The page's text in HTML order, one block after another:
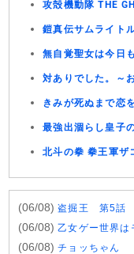
攻殻機動隊 THE
鎧真伝サムライト
無自覚聖女は今日
対ありでした。～
きみが死ぬまで恋
最強出涸らし皇子
北斗の拳 拳王軍
(06/08)盗掘王 第5話
(06/08)乙女ゲー世界
(06/08)チョッちゃん